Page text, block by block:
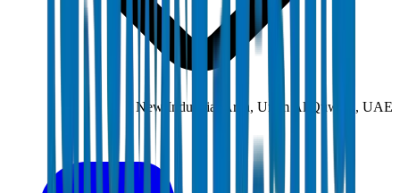
New Industrial Area, Umm Al Quwain,